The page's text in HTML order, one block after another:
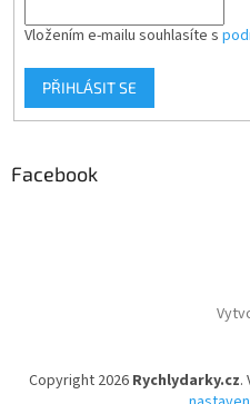
Vložením e-mailu souhlasíte s
PŘIHLÁSIT SE
Facebook
Copyright 2026 Rychlydarky.cz.